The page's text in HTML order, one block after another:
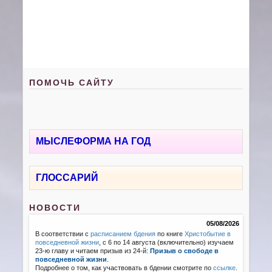
ПОМОЧЬ САЙТУ
МЫСЛЕФОРМА НА ГОД
ГЛОССАРИЙ
НОВОСТИ
05/08/2026
В соответствии срасписанием бдения по книгеХристобытие в
повседневной жизни , с 6 по 14 августа (включительно) изучаем
23-ю главу и читаем призыв из 24-й:Призыв о свободе в
повседневной жизни
Подробнее о том, как участвовать в бдении смотрите поссылке